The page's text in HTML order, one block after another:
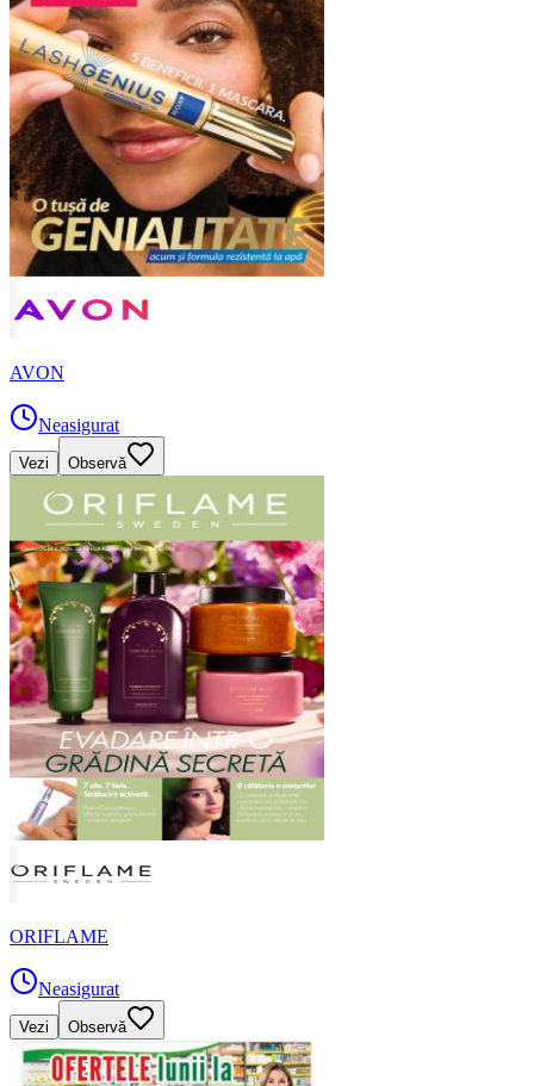
AVON
Neasigurat
Vezi Observă
ORIFLAME
Neasigurat
Vezi Observă